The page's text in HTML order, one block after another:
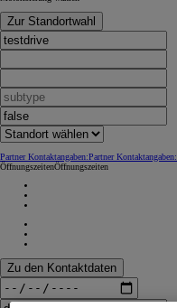
Zur Standortwahl
Partner Kontaktangaben:Partner Kontaktangaben:
ÖffnungszeitenÖffnungszeiten
Zu den Kontaktdaten